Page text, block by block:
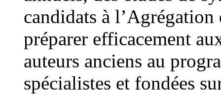
candidats à l’Agrégation
préparer efficacement
auteurs anciens au
spécialistes et fondées